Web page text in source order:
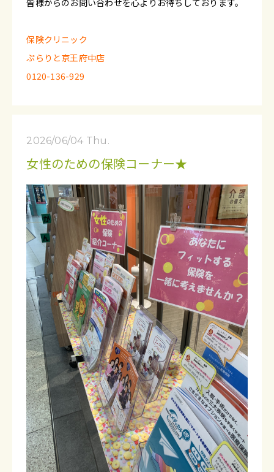
保険クリニック
ぷらりと京王府中店
0120-136-929
2026/06/04 Thu.
女性のための保険コーナー★